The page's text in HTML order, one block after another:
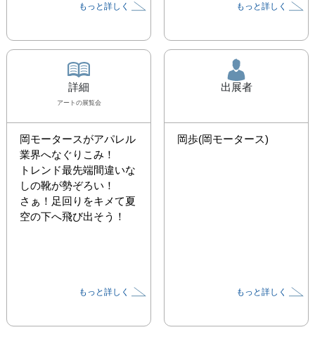
もっと詳しく もっと詳しく
詳細
アート の展覧会
岡モータースがアパレル
業界へなぐりこみ！
トレンド最先端間違いな
しの靴が勢ぞろい！
さぁ！足回りをキメて夏
空の下へ飛び出そう！
もっと詳しく
出展者
岡歩(岡モータース)
もっと詳しく